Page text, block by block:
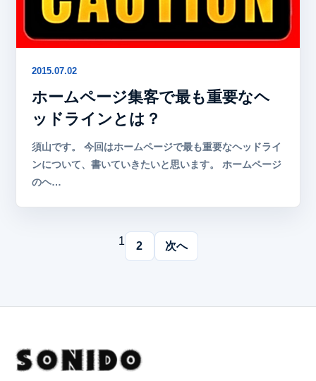
2015.07.02
ホームページ集客で最も重要なヘ
ッドラインとは？
須山です。 今回はホームページで最も重要なヘッドライ
ンについて、書いていきたいと思います。 ホームページ
のヘ…
1 2 次へ